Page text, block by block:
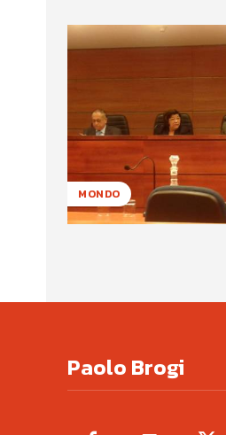
MONDO
Paolo Brogi